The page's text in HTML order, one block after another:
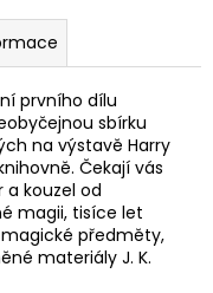
prvního dílu
sbírku
na výstavě Harry
Čekají vás
a kouzel od
magii, tisíce let
předměty,
materiály J. K.